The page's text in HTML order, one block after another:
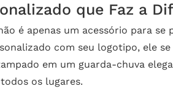
que Faz a
é apenas um acessório para
com seu logotipo, ele
em um guarda-chuva
os lugares.